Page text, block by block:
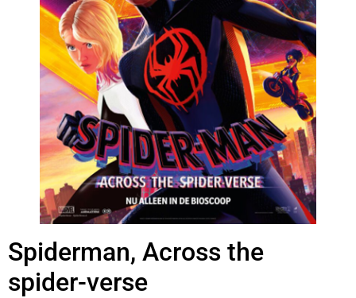
Spiderman, Across the
spider-verse